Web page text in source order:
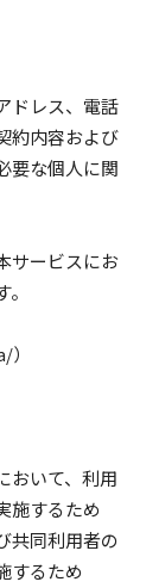
ドレス、電話
約内容および
要な個人に関
サービスにお
おいて、利用
施するため
共同利用者の
するため